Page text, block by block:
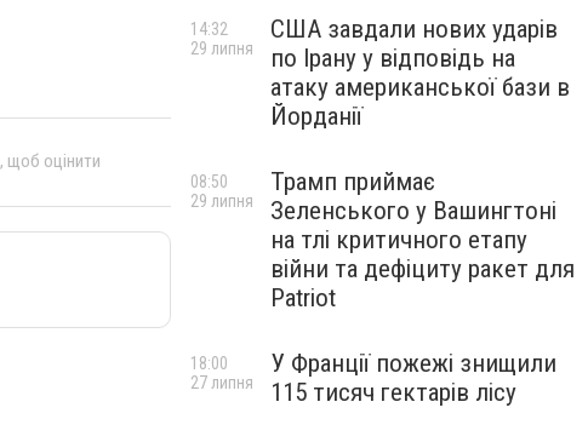
, щоб оцінити
США завдали нових ударів
по Ірану у відповідь на
атаку американської бази в
Йорданії
14:32
29 липня
Трамп приймає
Зеленського у Вашингтоні
на тлі критичного етапу
війни та дефіциту ракет для
Patriot
08:50
29 липня
У Франції пожежі знищили
115 тисяч гектарів лісу
18:00
27 липня